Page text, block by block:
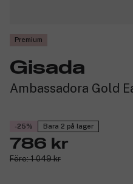
Premium
Gisada
Ambassadora Gold
-25% Bara 2 på lager
786 kr
Före: 1 049 kr